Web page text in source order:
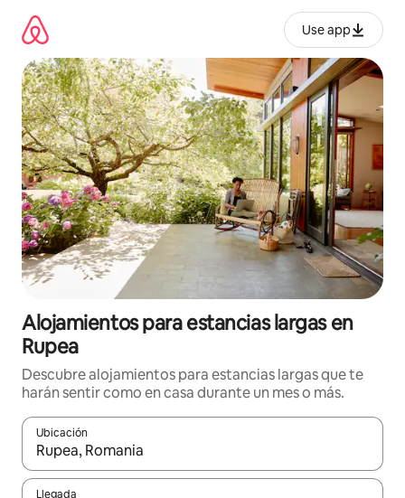
contenido
Use app
Alojamientos para estancias largas en
Rupea
Descubre alojamientos para estancias largas que te
harán sentir como en casa durante un mes o más.
Ubicación
Cuando los resultados estén disponibles, podrás navegar
Llegada